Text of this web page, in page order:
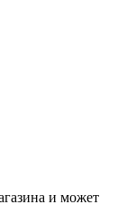
и может